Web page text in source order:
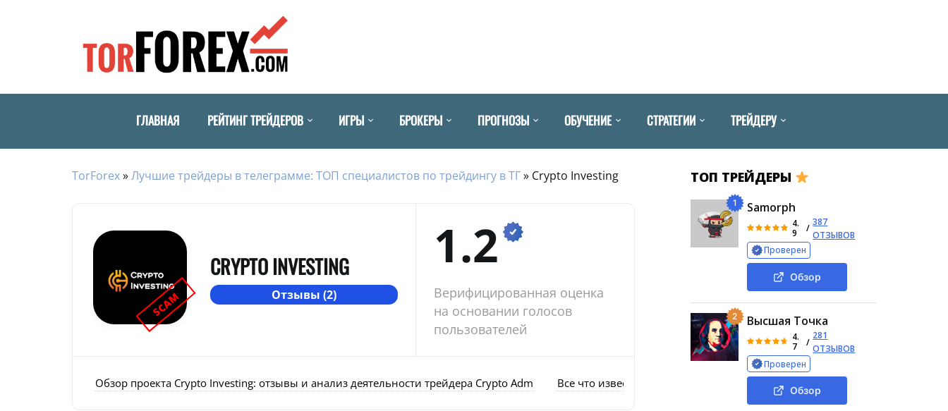
ГЛАВНАЯ РЕЙТИНГ ТРЕЙДЕРОВ ИГРЫ БРОКЕРЫ ПРОГНОЗЫ ОБУЧЕНИЕ СТРАТЕГИИ ТРЕЙДЕРУ
TorForex»Лучшие трейдеры в телеграмме: ТОП специалистов по трейдингу в ТГ» Crypto Investing
SCAM
CRYPTO INVESTING
Отзывы (2)
1.2
Верифицированная оценка
на основании голосов
пользователей
Обзор проекта Crypto Investing: отзывы и анализ деятельности трейдера Crypto Adm Все что известно про основателя Анализ сообщества
ТОП ТРЕЙДЕРЫ
1 Samorph
4.
9
/
387
ОТЗЫВОВ
Проверен
Обзор
2 Высшая Точка
4.
7
/
281
ОТЗЫВОВ
Проверен
Обзор